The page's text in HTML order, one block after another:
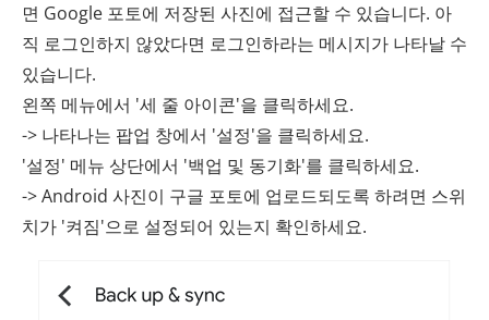
면 Google 포토에 저장된 사진에 접근할 수 있습니다. 아
직 로그인하지 않았다면 로그인하라는 메시지가 나타날 수
있습니다.
왼쪽 메뉴에서 '세 줄 아이콘'을 클릭하세요.
-> 나타나는 팝업 창에서 '설정'을 클릭하세요.
'설정' 메뉴 상단에서 '백업 및 동기화'를 클릭하세요.
-> Android 사진이 구글 포토에 업로드되도록 하려면 스위
치가 '켜짐'으로 설정되어 있는지 확인하세요.